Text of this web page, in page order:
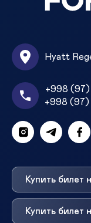
Hyatt
+998
+998
Купить билет
Купить билет